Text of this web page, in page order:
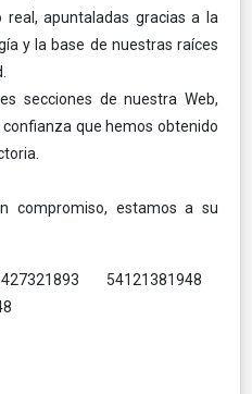
real, apuntaladas gracias a la
y la base de nuestras raíces
secciones de nuestra Web,
que hemos obtenido
compromiso, estamos a su
54121381948